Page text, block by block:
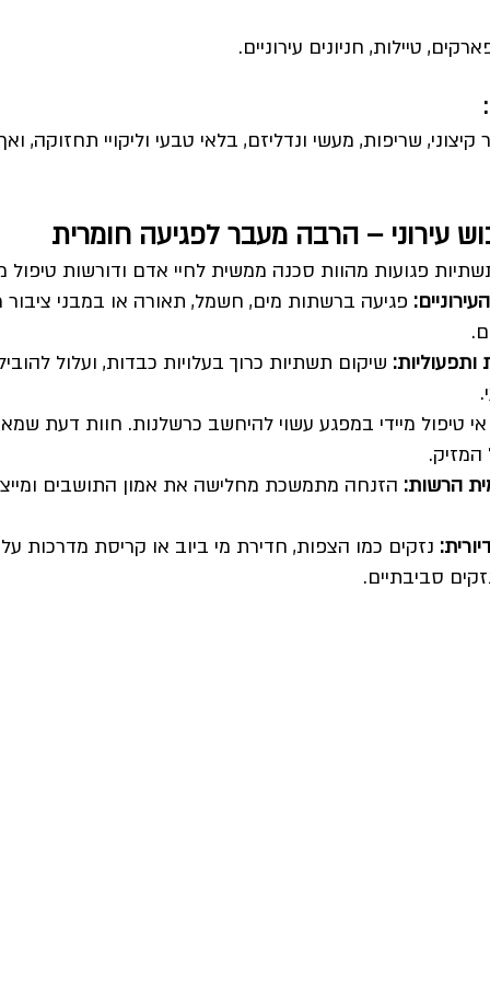
טיילות, חניונים עירוניים.
קיצוני, שריפות, מעשי ונדליזם, בלאי טבעי וליקויי תחזוקה,
עירוני – הרבה מעבר לפגיעה חומרית
פגועות מהוות סכנה ממשית לחיי אדם ודורשות טיפול
פגיעה ברשתות מים, חשמל, תאורה או במבני
שיקום תשתיות כרוך בעלויות כבדות, ועלול
אי טיפול מיידי במפגע עשוי להיחשב כרשלנות. חוות דעת
המזיק.
הרשות: הזנחה מתמשכת מחלישה את אמון התושבים
נזקים כמו הצפות, חדירת מי ביוב או קריסת מדרכות
סביבתיים.